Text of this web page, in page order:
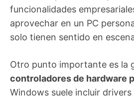
funcionalidades
aprovechar en un PC
solo tienen sentido en
Otro punto importante es la
controladores de hardware
Windows suele incluir